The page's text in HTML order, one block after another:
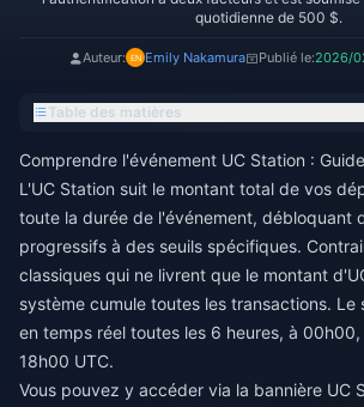
quotidienne de 500 $.
Auteur: Emily Nakamura Publié le:2026/
Table des matières
Comprendre l'événement UC Station :
L'UC Station suit le montant total de vos
toute la durée de l'événement, débloquant
progressifs à des seuils spécifiques.
classiques qui ne livrent que le montant
système cumule toutes les transactions. Le
en temps réel toutes les 6 heures, à
18h00 UTC.
Vous pouvez y accéder via la bannière UC